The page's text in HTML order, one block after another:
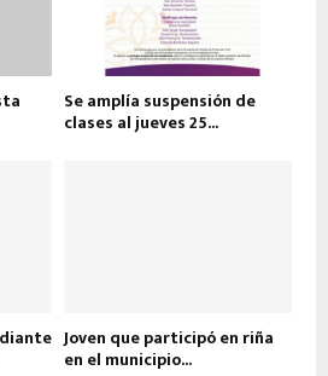
Se amplía suspensión de
clases al jueves 25...
Joven que participó en riña
en el municipio...